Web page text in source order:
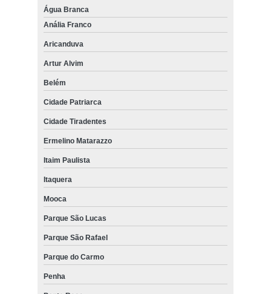
Água Branca
Anália Franco
Aricanduva
Artur Alvim
Belém
Cidade Patriarca
Cidade Tiradentes
Ermelino Matarazzo
Itaim Paulista
Itaquera
Mooca
Parque São Lucas
Parque São Rafael
Parque do Carmo
Penha